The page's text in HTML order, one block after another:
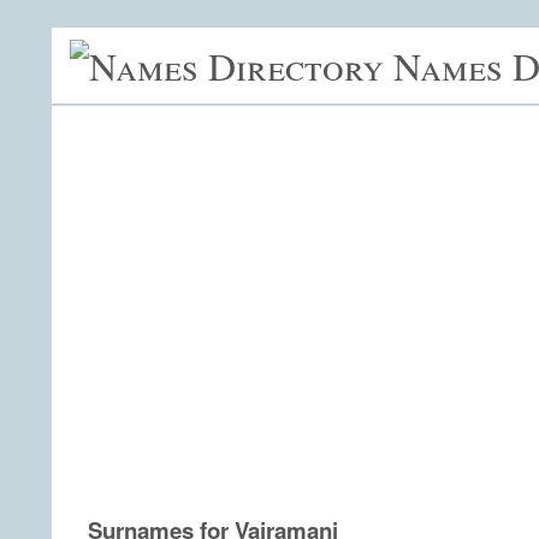
Names
Surnames for Vairamani